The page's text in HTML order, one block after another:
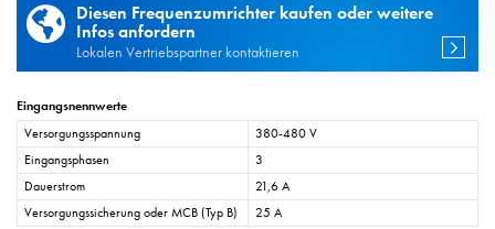
Diesen Frequenzumrichter kaufen oder weitere
Infos anfordern
Lokalen Vertriebspartner kontaktieren
Eingangsnennwerte
Versorgungsspannung
380-480 V
Eingangsphasen
3
Dauerstrom
21,6 A
Versorgungssicherung oder MCB (Typ B)
25 A